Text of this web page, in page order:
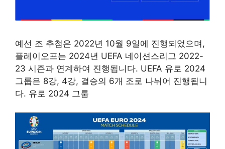
예선 조 추첨은 2022년 10월 9일에 진행되었으며,
플레이오프는 2024년 UEFA 네이션스리그 2022-
23 시즌과 연계하여 진행됩니다. UEFA 유로 2024
그룹은 8강, 4강, 결승의 6개 조로 나뉘어 진행됩니
다. 유로 2024 그룹